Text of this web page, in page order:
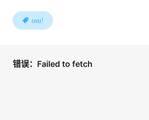
osu!